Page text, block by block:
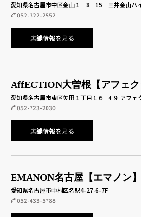
愛知県名古屋市中区金山１－8－15 三井金山ハ
052-322-2552
店舗情報を見る
AffECTION大曽根【アフェク
愛知県名古屋市東区矢田１丁目１６−４９ アフェ
052-723-2030
店舗情報を見る
EMANON名古屋【エマノン】
愛知県名古屋市中村区名駅4-27-6-7F
052-433-5788